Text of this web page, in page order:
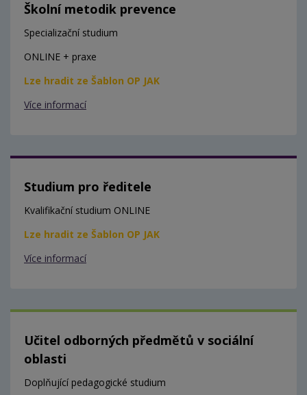
Školní metodik prevence
Specializační studium
ONLINE + praxe
Lze hradit ze Šablon OP JAK
Více informací
Studium pro ředitele
Kvalifikační studium ONLINE
Lze hradit ze Šablon OP JAK
Více informací
Učitel odborných předmětů v sociální
oblasti
Doplňující pedagogické studium